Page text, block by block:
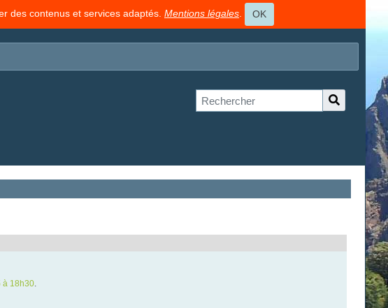
des contenus et services adaptés. Mentions légales. OK
à 18h30.